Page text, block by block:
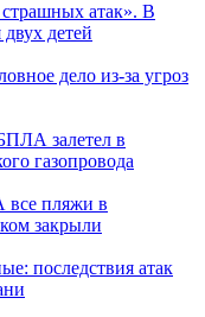
атак». В
детей
дело из-за угроз
залетел в
газопровода
все пляжи в
закрыли
последствия атак